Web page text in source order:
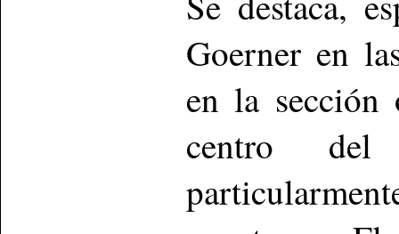
Goerner en
en la
centro del